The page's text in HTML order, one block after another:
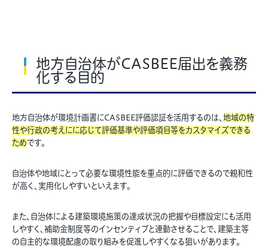
地方自治体がCASBEE届出を義務
化する目的
地方自治体が環境計画書にCASBEE評価認証を活用するのは、 地域の特
性や行政の考えにに応じて評価基準や評価項目等をカスタマイズできる
ためです。
自治体や地域にとって必要な環境性能を重点的に評価できるので親和性
が高く、実用化しやすいといえます。
また、自治体による建築環境施策の達成状況の把握や目標設定にも活用
しやすく、補助金制度等のインセンティブと連動させることで、建築主等
の自主的な環境配慮の取り組みを促進しやすくなる狙いがあります。